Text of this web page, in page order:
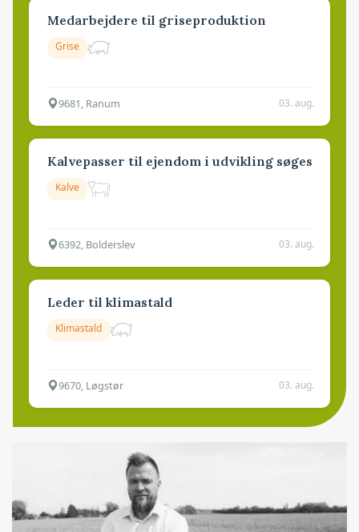
Medarbejdere til griseproduktion
Grise
9681, Ranum 03. aug.
Kalvepasser til ejendom i udvikling søges
Kalve
6392, Bolderslev 03. aug.
Leder til klimastald
Klimastald
9670, Løgstør 03. aug.